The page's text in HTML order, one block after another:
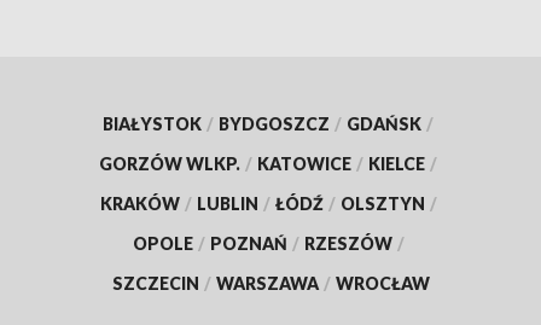
BIAŁYSTOK / BYDGOSZCZ / GDAŃSK /
GORZÓW WLKP. / KATOWICE / KIELCE /
KRAKÓW / LUBLIN / ŁÓDŹ / OLSZTYN /
OPOLE / POZNAŃ / RZESZÓW /
SZCZECIN / WARSZAWA / WROCŁAW